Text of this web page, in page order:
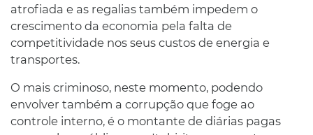
atrofiada e as regalias também impedem o
crescimento da economia pela falta de
competitividade nos seus custos de energia e
transportes.
O mais criminoso, neste momento, podendo
envolver também a corrupção que foge ao
controle interno, é o montante de diárias pagas